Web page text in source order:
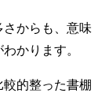
からも、意味
かります。
的整った書棚